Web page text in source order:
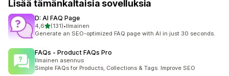
Lisää tämänkaltaisia sovelluksia
D: AI FAQ Page
4,6/ 5 tähteä
(131)
131 arvostelua yhteensä
•Ilmainen
Generate an SEO-optimized FAQ page with AI in just 30 seconds.
FAQs ‑ Product FAQs Pro
Ilmainen asennus
Simple FAQs for Products, Collections & Tags. Improve SEO